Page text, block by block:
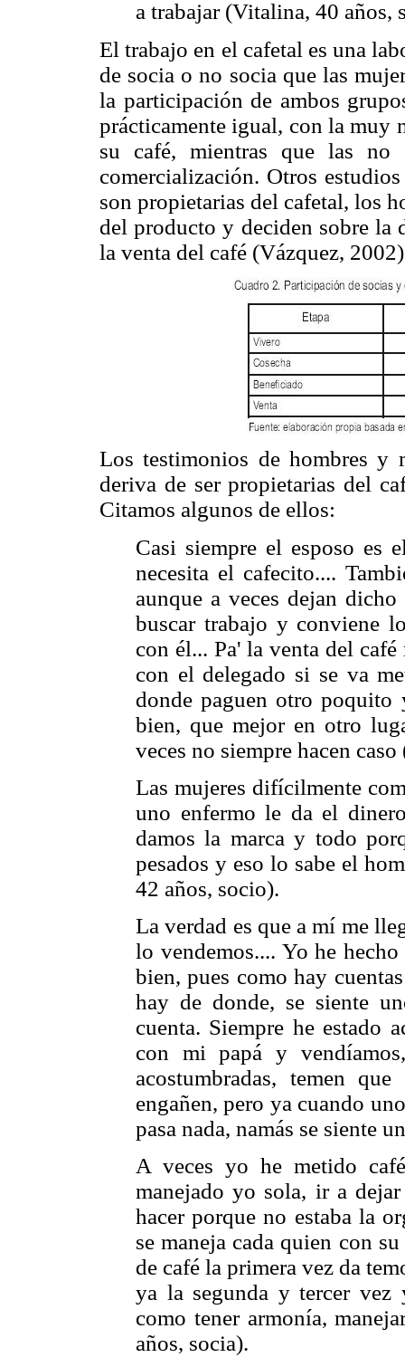
a trabajar (Vitalina, 40 años,
El trabajo en el cafetal es una
de socia o no socia que las
la participación de ambos
prácticamente igual, con la muy
su café, mientras que las no
comercialización. Otros
son propietarias del cafetal, los
del producto y deciden sobre la
la venta del café (Vázquez,
Los testimonios de hombres y
deriva de ser propietarias del
Citamos algunos de ellos:
Casi siempre el esposo es
necesita el cafecito....
aunque a veces dejan
buscar trabajo y conviene
con él... Pa' la venta del
con el delegado si se va
donde paguen otro
bien, que mejor en otro
veces no siempre hacen
Las mujeres difícilmente
uno enfermo le da el
damos la marca y todo
pesados y eso lo sabe el
42 años, socio).
La verdad es que a mí me
lo vendemos.... Yo he
bien, pues como hay
hay de donde, se siente
cuenta. Siempre he estado
con mi papá y
acostumbradas, temen
engañen, pero ya cuando
pasa nada, namás se siente
A veces yo he metido
manejado yo sola, ir a
hacer porque no estaba la
se maneja cada quien con
de café la primera vez da
ya la segunda y tercer vez
como tener armonía,
años, socia).